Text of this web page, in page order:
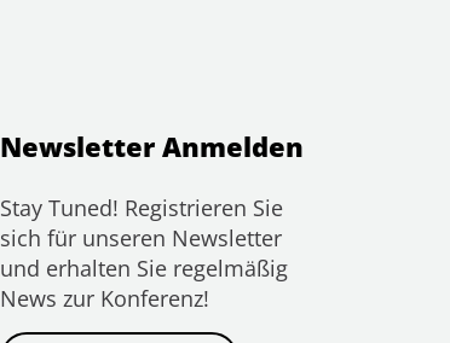
Newsletter Anmelden
Stay Tuned! Registrieren Sie
sich für unseren Newsletter
und erhalten Sie regelmäßig
News zur Konferenz!